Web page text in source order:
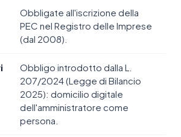
Obbligate all'iscrizione della
PEC nel Registro delle Imprese
(dal 2008).
Obbligo introdotto dalla L.
207/2024 (Legge di Bilancio
2025): domicilio digitale
dell'amministratore come
persona.